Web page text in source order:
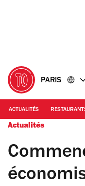
PARIS
ACTUALITÉS
Actualités